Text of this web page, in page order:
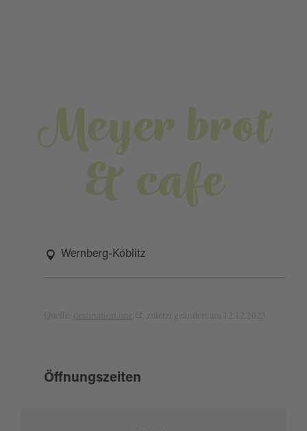
Meyer brot
& cafe
Wernberg-Köblitz
Öffnungszeiten